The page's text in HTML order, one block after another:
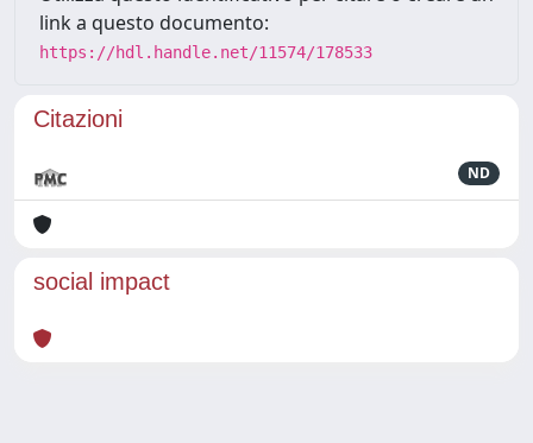
link a questo documento:
https://hdl.handle.net/11574/178533
Citazioni
ND
social impact